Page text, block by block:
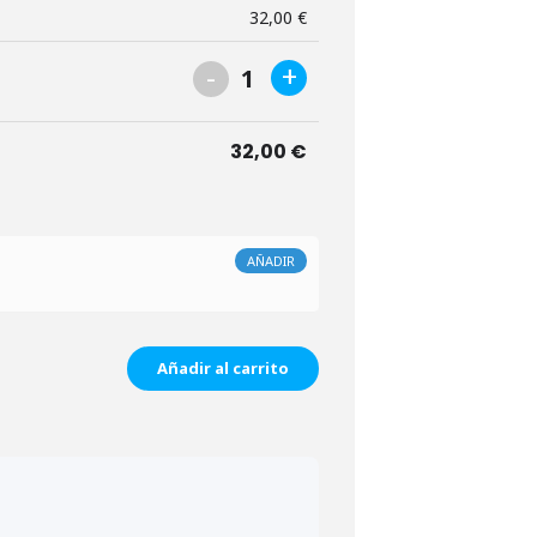
32,00 €
- 1 +
32,00 €
AÑADIR
Añadir al carrito